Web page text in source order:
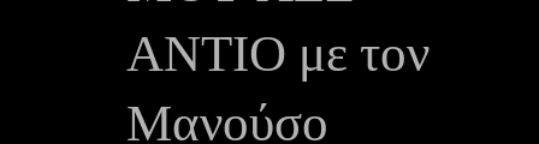
ΑΝΤΙΟ με τον
Μανούσο